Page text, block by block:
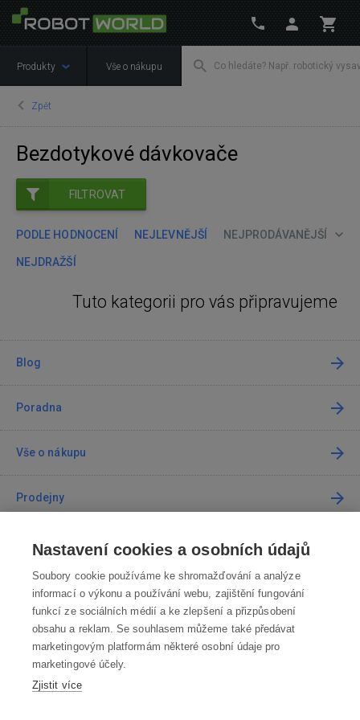
Produkty Vše o nákupu
Zpět
Bezdotykové dávkovače
FILTROVAT
PODLE HODNOCENÍ NEJLEVNĚJŠÍ NEJPRODÁVANĚJŠÍ
NEJDRAŽŠÍ
Tuto kategorii pro vás připravujeme
Blog
Poradna
Vše o nákupu
Prodejny
Kontakt
Kontaktujte nás
info@robotworld.cz
220 770 770 Po-Pá 8:00—16:00
VŠECHNY KONTAKTY
Nastavení cookies a osobních údajů
Soubory cookie používáme ke shromažďování a analýze
informací o výkonu a používání webu, zajištění fungování
funkcí ze sociálních médií a ke zlepšení a přizpůsobení
obsahu a reklam. Se souhlasem můžeme také předávat
marketingovým platformám některé osobní údaje pro
marketingové účely.
Zjistit více